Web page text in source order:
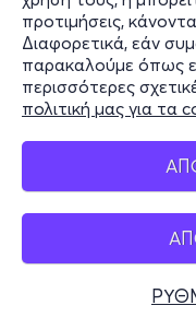
προτιμήσεις,
Διαφορετικά, εάν
παρακαλούμε όπως
περισσότερες
πολιτική μας για τα